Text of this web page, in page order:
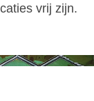
vrij zijn.